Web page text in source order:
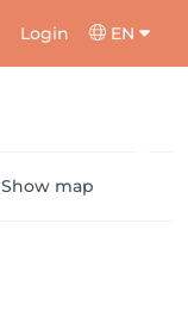
Login EN
Show map